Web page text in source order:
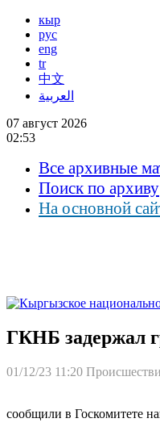
кыр
рус
eng
tr
中文
العربية
07 август 2026
02:53
Все архивные
Поиск по архиву
На основной
ГКНБ задержал
01/12/23 11:20
сообщили в Госкомитете